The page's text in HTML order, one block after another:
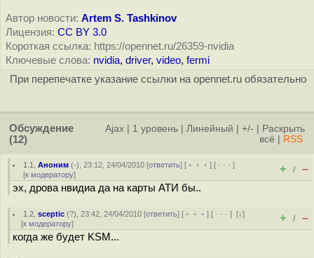
Автор новости: Artem S. Tashkinov
Лицензия: CC BY 3.0
Короткая ссылка: https://opennet.ru/26359-nvidia
Ключевые слова: nvidia, driver, video, fermi
При перепечатке указание ссылки на opennet.ru обязательно
Обсуждение
(12)
Ajax 1 уровень Линейный +/-
Раскрыть
всё
RSS
1.1 ,Аноним (-), 23:12, 24/04/2010 [ответить] [ ﹢﹢﹢] [ · · ·]
[к модератору] + / –
эх, дрова нвидиа да на карты АТИ бы..
1.2 ,sceptic (?), 23:42, 24/04/2010 [ответить] [ ﹢﹢﹢] [ · · ·][↓]
[к модератору] + / –
когда же будет KSM...